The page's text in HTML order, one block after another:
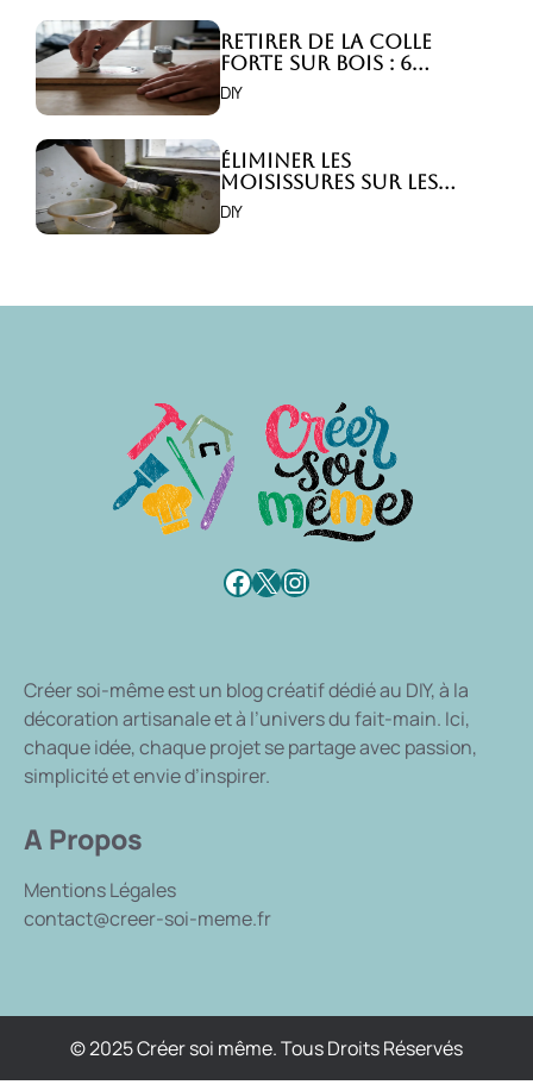
Retirer de la colle
forte sur bois : 6
astuces efficaces !
DIY
Éliminer les
moisissures sur les
murs : 5 solutions
efficaces ?
DIY
Facebook
X Instagram
Créer soi-mêmeest un blog créatif dédié au DIY, à la
décoration artisanale et à l’univers du fait-main. Ici,
chaque idée, chaque projet se partage avec passion,
simplicité et envie d’inspirer.
A Propos
Mentions Légales
contact@creer-soi-meme.fr
© 2025 Créer soi même. Tous Droits Réservés